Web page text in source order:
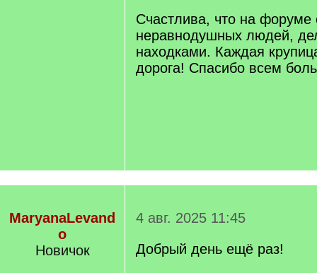
Счастлива, что на форуме
неравнодушных людей,
находками. Каждая
дорога! Спасибо всем
MaryanaLevand
o
Новичок
4 авг. 2025 11:45
Добрый день ещё раз!